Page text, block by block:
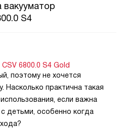
S4
6800.0 S4 Gold
поэтому не хочется
Насколько практична такая
если важна
детьми, особенно когда